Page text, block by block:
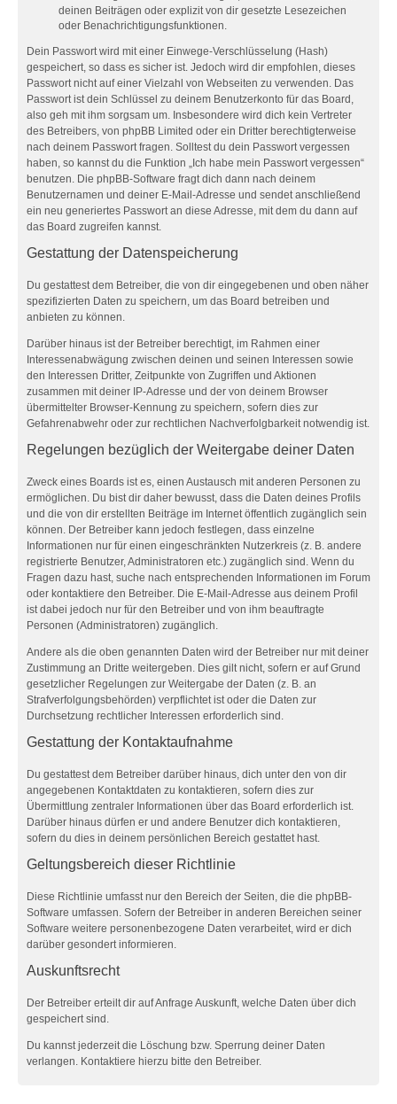
deinen Beiträgen oder explizit von dir gesetzte Lesezeichen
oder Benachrichtigungsfunktionen.
Dein Passwort wird mit einer Einwege-Verschlüsselung (Hash)
gespeichert, so dass es sicher ist. Jedoch wird dir empfohlen, dieses
Passwort nicht auf einer Vielzahl von Webseiten zu verwenden. Das
Passwort ist dein Schlüssel zu deinem Benutzerkonto für das Board,
also geh mit ihm sorgsam um. Insbesondere wird dich kein Vertreter
des Betreibers, von phpBB Limited oder ein Dritter berechtigterweise
nach deinem Passwort fragen. Solltest du dein Passwort vergessen
haben, so kannst du die Funktion „Ich habe mein Passwort vergessen“
benutzen. Die phpBB-Software fragt dich dann nach deinem
Benutzernamen und deiner E-Mail-Adresse und sendet anschließend
ein neu generiertes Passwort an diese Adresse, mit dem du dann auf
das Board zugreifen kannst.
Gestattung der Datenspeicherung
Du gestattest dem Betreiber, die von dir eingegebenen und oben näher
spezifizierten Daten zu speichern, um das Board betreiben und
anbieten zu können.
Darüber hinaus ist der Betreiber berechtigt, im Rahmen einer
Interessenabwägung zwischen deinen und seinen Interessen sowie
den Interessen Dritter, Zeitpunkte von Zugriffen und Aktionen
zusammen mit deiner IP-Adresse und der von deinem Browser
übermittelter Browser-Kennung zu speichern, sofern dies zur
Gefahrenabwehr oder zur rechtlichen Nachverfolgbarkeit notwendig ist.
Regelungen bezüglich der Weitergabe deiner Daten
Zweck eines Boards ist es, einen Austausch mit anderen Personen zu
ermöglichen. Du bist dir daher bewusst, dass die Daten deines Profils
und die von dir erstellten Beiträge im Internet öffentlich zugänglich sein
können. Der Betreiber kann jedoch festlegen, dass einzelne
Informationen nur für einen eingeschränkten Nutzerkreis (z. B. andere
registrierte Benutzer, Administratoren etc.) zugänglich sind. Wenn du
Fragen dazu hast, suche nach entsprechenden Informationen im Forum
oder kontaktiere den Betreiber. Die E-Mail-Adresse aus deinem Profil
ist dabei jedoch nur für den Betreiber und von ihm beauftragte
Personen (Administratoren) zugänglich.
Andere als die oben genannten Daten wird der Betreiber nur mit deiner
Zustimmung an Dritte weitergeben. Dies gilt nicht, sofern er auf Grund
gesetzlicher Regelungen zur Weitergabe der Daten (z. B. an
Strafverfolgungsbehörden) verpflichtet ist oder die Daten zur
Durchsetzung rechtlicher Interessen erforderlich sind.
Gestattung der Kontaktaufnahme
Du gestattest dem Betreiber darüber hinaus, dich unter den von dir
angegebenen Kontaktdaten zu kontaktieren, sofern dies zur
Übermittlung zentraler Informationen über das Board erforderlich ist.
Darüber hinaus dürfen er und andere Benutzer dich kontaktieren,
sofern du dies in deinem persönlichen Bereich gestattet hast.
Geltungsbereich dieser Richtlinie
Diese Richtlinie umfasst nur den Bereich der Seiten, die die phpBB-
Software umfassen. Sofern der Betreiber in anderen Bereichen seiner
Software weitere personenbezogene Daten verarbeitet, wird er dich
darüber gesondert informieren.
Auskunftsrecht
Der Betreiber erteilt dir auf Anfrage Auskunft, welche Daten über dich
gespeichert sind.
Du kannst jederzeit die Löschung bzw. Sperrung deiner Daten
verlangen. Kontaktiere hierzu bitte den Betreiber.